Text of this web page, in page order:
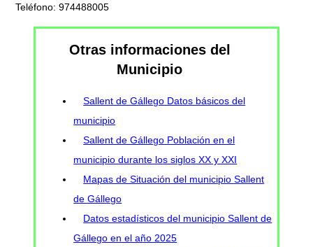
Teléfono: 974488005
Otras informaciones del
Municipio
Sallent de Gállego Datos básicos del
municipio
Sallent de Gállego Población en el
municipio durante los siglos XX y XXI
Mapas de Situación del municipio Sallent
de Gállego
Datos estadísticos del municipio Sallent de
Gállego en el año 2025